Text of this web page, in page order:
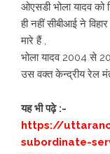
ओएसडी भोला यादव को
ही नहीं सीबीआई ने
मारे हैं ,
भोला यादव 2004 से
उस वक्त केन्द्रीय रेल
यह भी पढ़े :-
https://
subordinate-